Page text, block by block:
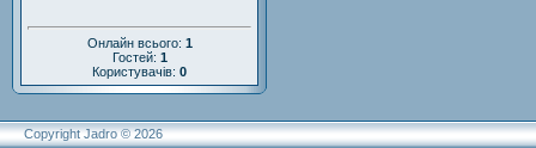
Онлайн всього: 1
Гостей: 1
Користувачів: 0
Copyright Jadro © 2026